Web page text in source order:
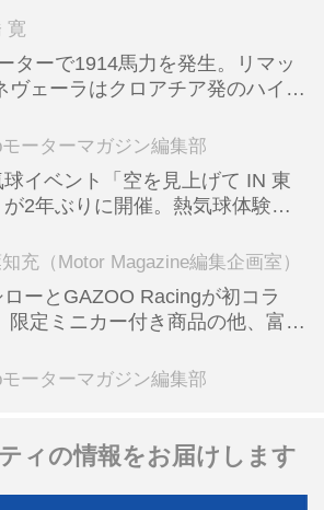
寛
ターで1914馬力を発生。リマッ
ヴェーラはクロアチア発のハイパ
115】
ーターマガジン編集部
イベント「空を見上げて IN 東
2年ぶりに開催。熱気球体験搭
ツも
充（Motor Magazine編集企画室）
ローとGAZOO Racingが初コラ
限定ミニカー付き商品の他、富士
選企画などを展開
ーターマガジン編集部
ィの情報をお届けします